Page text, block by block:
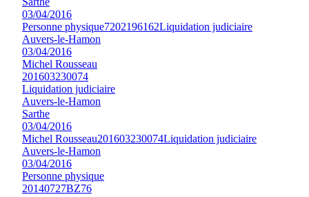
03/04/2016
Personne physique7202196162Liquidation judiciaire
Auvers-le-Hamon
03/04/2016
Michel Rousseau
201603230074
Liquidation judiciaire
Auvers-le-Hamon
Sarthe
03/04/2016
Michel Rousseau201603230074Liquidation judiciaire
Auvers-le-Hamon
03/04/2016
Personne physique
20140727BZ76